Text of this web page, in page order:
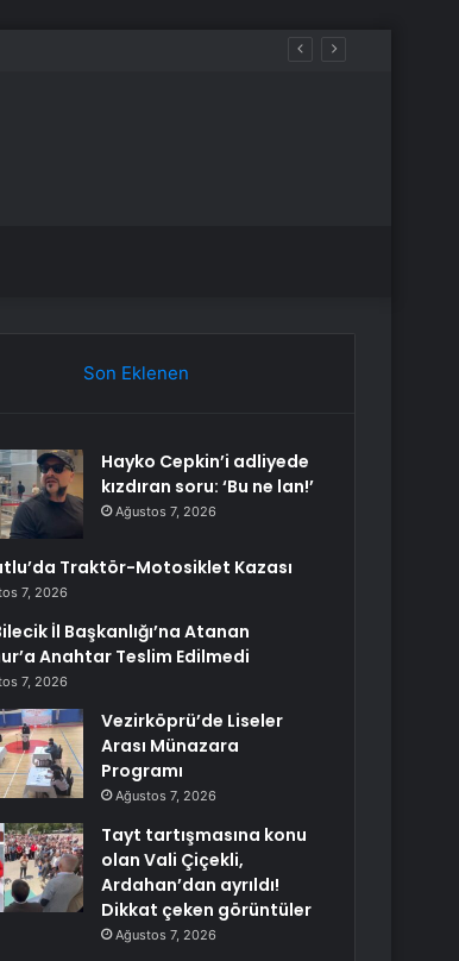
Son Eklenen
Hayko Cepkin’i adliyede
kızdıran soru: ‘Bu ne lan!’
Ağustos 7, 2026
Traktör-Motosiklet Kazası
7, 2026
İl Başkanlığı’na Atanan
Anahtar Teslim Edilmedi
7, 2026
Vezirköprü’de Liseler
Arası Münazara
Programı
Ağustos 7, 2026
Tayt tartışmasına konu
olan Vali Çiçekli,
Ardahan’dan ayrıldı!
Dikkat çeken görüntüler
Ağustos 7, 2026